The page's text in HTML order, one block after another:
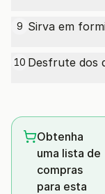
9 Sirva em
10 Desfrute dos
Obtenha
uma lista de
compras
para esta